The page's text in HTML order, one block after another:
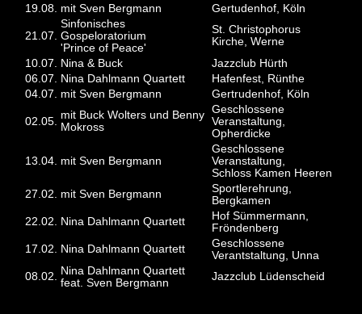
19.08. mit Sven Bergmann Gertudenhof, Köln
21.07.
Sinfonisches
Gospeloratorium
'Prince of Peace'
St. Christophorus
Kirche, Werne
10.07.
Nina & Buck
Jazzclub Hürth
06.07.
Nina Dahlmann Quartett
Hafenfest, Rünthe
04.07.
mit Sven Bergmann Gertrudenhof, Köln
02.05.
mit Buck Wolters und Benny
Mokross
Geschlossene
Veranstaltung,
Opherdicke
13.04. mit Sven Bergmann
Geschlossene
Veranstaltung,
Schloss Kamen Heeren
27.02.
mit Sven Bergmann
Sportlerehrung,
Bergkamen
22.02.
Nina Dahlmann Quartett
Hof Sümmermann,
Fröndenberg
17.02.
Nina Dahlmann Quartett
Geschlossene
Verantstaltung, Unna
08.02.
Nina Dahlmann Quartett
feat. Sven Bergmann
Jazzclub Lüdenscheid